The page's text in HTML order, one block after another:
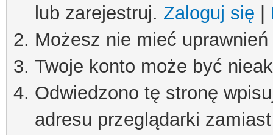
lub zarejestruj. Zaloguj się
Możesz nie mieć
Twoje konto może być
Odwiedzono tę stronę
adresu przeglądarki